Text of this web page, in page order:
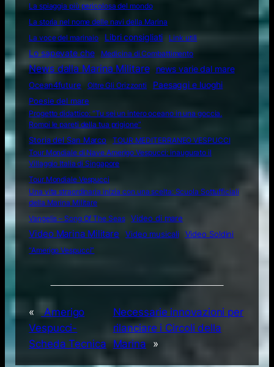
La spiaggia più pericolosa del mondo
La storia nel nome delle navi della Marina
La voce del marinaio
Libri consigliati Link utili
Lo sapevate che Medicina di Combattimento
News dalla Marina Militare
news varie dal mare
Ocean4future
Oltre Gli Orizzonti
Paesaggi e luoghi
Poesie del mare
Progetto didattico: “Tu sei un intero oceano in una goccia.
Rompi le pareti della tua prigione”
Storia del San Marco
TOUR MEDITERRANEO VESPUCCI
Tour Mondiale di Nave Amerigo Vespucci: inaugurato il
Villaggio Italia di Singapore
Tour Mondiale Vespucci
Una vita straordinaria inizia con una scelta: Scuola Sottufficiali
della Marina Militare
Vangelis – Song Of The Seas
Video di mare
Video Marina Militare Video musicali
Video Soldini
“Amerigo Vespucci”
«
Amerigo
Vespucci-
Scheda Tecnica
Necessarie innovazioni per
rilanciare i Circoli della
Marina
»